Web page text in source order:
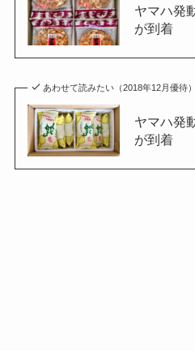
ヤマハ発
が到着
あわせて読みたい（2018年12月優待）
ヤマハ発
が到着